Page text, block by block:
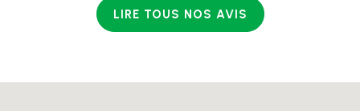
LIRE TOUS NOS AVIS